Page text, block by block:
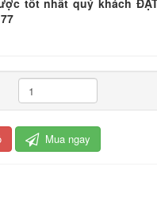
tốt nhất quý khách
Mua ngay